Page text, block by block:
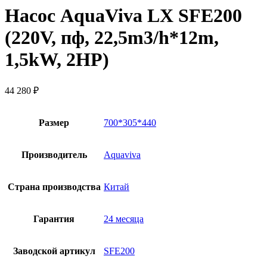
Насос AquaViva LX SFE200
(220V, пф, 22,5m3/h*12m,
1,5kW, 2HP)
44 280 ₽
Размер 700*305*440
Производитель Aquaviva
Страна производства Китай
Гарантия 24 месяца
Заводской артикул SFE200